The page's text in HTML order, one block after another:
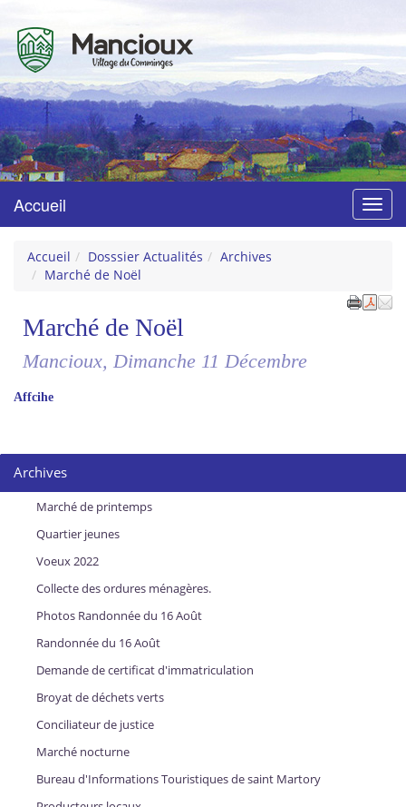
Mancioux
Village du Comminges
Menu
Accueil
Accueil Dosssier Actualités
Archives
Marché de Noël
Marché de Noël
Mancioux, Dimanche 11 Décembre
Affcihe
Archives
Marché de printemps
Quartier jeunes
Voeux 2022
Collecte des ordures ménagères.
Photos Randonnée du 16 Août
Randonnée du 16 Août
Demande de certificat d'immatriculation
Broyat de déchets verts
Conciliateur de justice
Marché nocturne
Bureau d'Informations Touristiques de saint Martory